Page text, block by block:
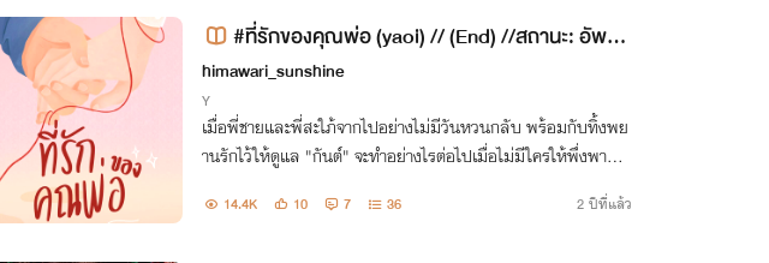
#ที่รักของคุณพ่อ (yaoi) // (End) //สถานะ: อัพตอ
นพิเศษ
himawari_sunshine
Y
เมื่อพี่ชายและพี่สะใภ้จากไปอย่างไม่มีวันหวนกลับ พร้อมกับทิ้งพย
านรักไว้ให้ดูแล "กันต์" จะทำอย่างไรต่อไปเมื่อไม่มีใครให้พึ่งพา...
14.4K 10 7 36 2 ปีที่แล้ว